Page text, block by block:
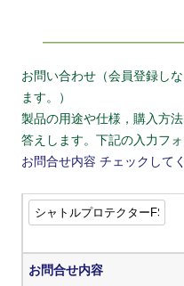
お問い合わせ（会員登録し
ます。）
製品の用途や仕様，購入方
答えします。下記の入力フ
お問合せ内容 チェックして
お問合せ内容